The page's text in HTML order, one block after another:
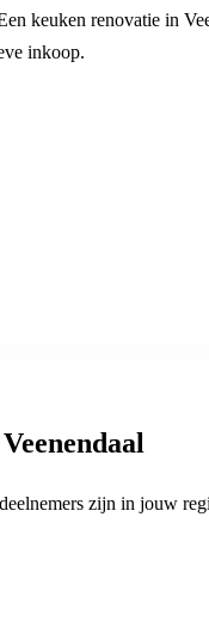
keuken renovatie in
inkoop.
zijn in jouw